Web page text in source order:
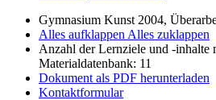
Gymnasium Kunst 2004,
Alles aufklappen Alles zuklappen
Anzahl der Lernziele und -inhalte
Materialdatenbank: 11
Dokument als PDF herunterladen
Kontaktformular